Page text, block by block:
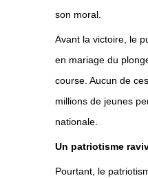
son moral.
Avant la victoire, le
en mariage du
course. Aucun de
millions de jeunes
nationale.
Un patriotisme
Pourtant, le